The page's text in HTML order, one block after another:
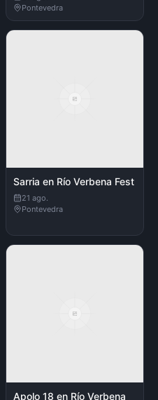
Pontevedra
Sarria en Río Verbena Fest
21 ago.
Pontevedra
Apolo 18 en Río Verbena